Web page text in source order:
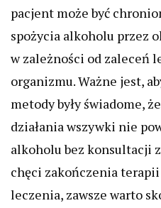
pacjent może być
spożycia alkoholu przez
w zależności od zaleceń
organizmu. Ważne jest,
metody były świadome,
działania wszywki nie
alkoholu bez konsultacji
chęci zakończenia
leczenia, zawsze warto